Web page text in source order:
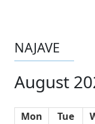
NAJAVE
August
Mon Tue